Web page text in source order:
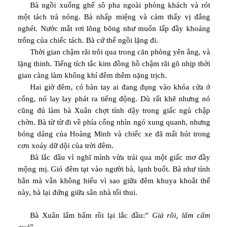
Bà ngồi xuống ghế sô pha ngoài phòng khách và rót
một tách trà nóng. Bà nhấp miệng và cảm thấy vị đắng
nghét. Nước mắt rơi lõng bõng như muốn lấp đầy khoảng
trống của chiếc tách. Bà cứ thế ngồi lặng đi.
Thời gian chậm rãi trôi qua trong căn phòng yên ắng, và
lặng thinh. Tiếng tích tắc kim đồng hồ chậm rãi gõ nhịp thời
gian càng làm không khí đêm thêm nặng trịch.
Hai giờ đêm, có bàn tay ai đang đụng vào khóa cửa ở
cổng, nó lay lay phát ra tiếng động. Dù rất khẽ nhưng nó
cũng đủ làm bà Xuân chợt tỉnh dậy trong giấc ngủ chập
chờn. Bà từ từ đi về phía cổng nhìn ngó xung quanh, nhưng
bóng dáng của Hoàng Minh và chiếc xe đã mất hút trong
cơn xoáy dữ dội của trời đêm.
Bà lắc đầu vì nghĩ mình vừa trải qua một giấc mơ đầy
mộng mị. Gió đêm tạt vào người bà, lạnh buốt. Bà như tỉnh
hẳn mà vẫn không hiểu vì sao giữa đêm khuya khoắt thế
này, bà lại đứng giữa sân nhà tối thui.
Bà Xuân lẩm bẩm rồi lại lắc đầu:” Già rồi, lẩm cẩm